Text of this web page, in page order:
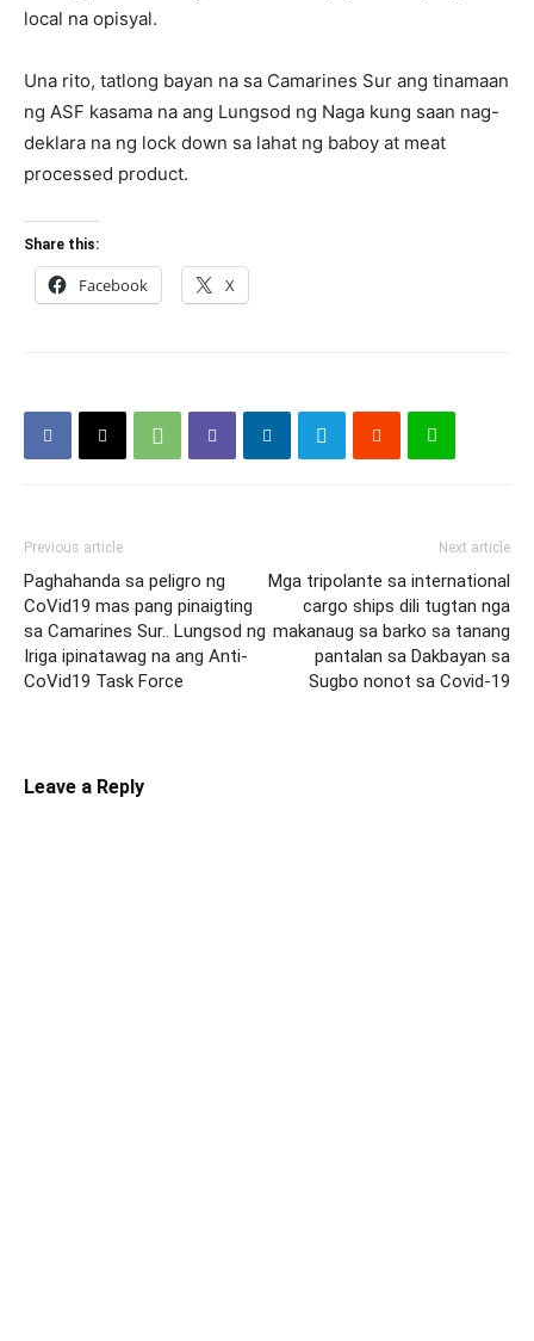
local na opisyal.
Una rito, tatlong bayan na sa Camarines Sur ang tinamaan
ng ASF kasama na ang Lungsod ng Naga kung saan nag-
deklara na ng lock down sa lahat ng baboy at meat
processed product.
Share this:
Facebook X
Previous article
Paghahanda sa peligro ng
CoVid19 mas pang pinaigting
sa Camarines Sur.. Lungsod ng
Iriga ipinatawag na ang Anti-
CoVid19 Task Force
Next article
Mga tripolante sa international
cargo ships dili tugtan nga
makanaug sa barko sa tanang
pantalan sa Dakbayan sa
Sugbo nonot sa Covid-19
Leave a Reply